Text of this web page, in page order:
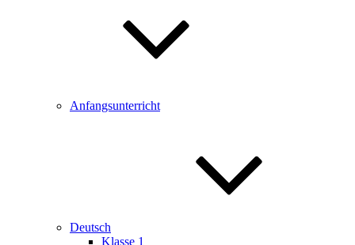
Anfangsunterricht
Deutsch
Klasse 1